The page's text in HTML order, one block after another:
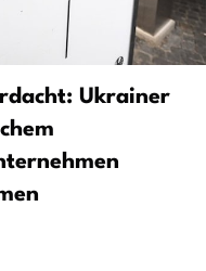
Ukrainer